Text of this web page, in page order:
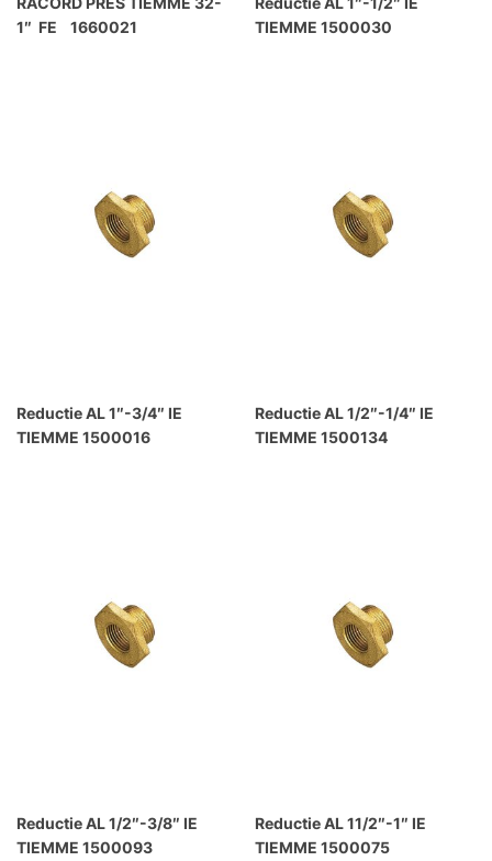
1″ FE 1660021
TIEMME 1500030
Reductie AL 1″-3/4″ IE
TIEMME 1500016
Reductie AL 1/2″-1/4″ IE
TIEMME 1500134
Reductie AL 1/2″-3/8″ IE
TIEMME 1500093
Reductie AL 11/2″-1″ IE
TIEMME 1500075